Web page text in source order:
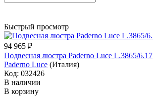
Быстрый просмотр
94 965 ₽
Подвесная люстра Paderno Luce L.3865/6.17
Paderno Luce (Италия)
Код: 032426
В наличии
В корзину